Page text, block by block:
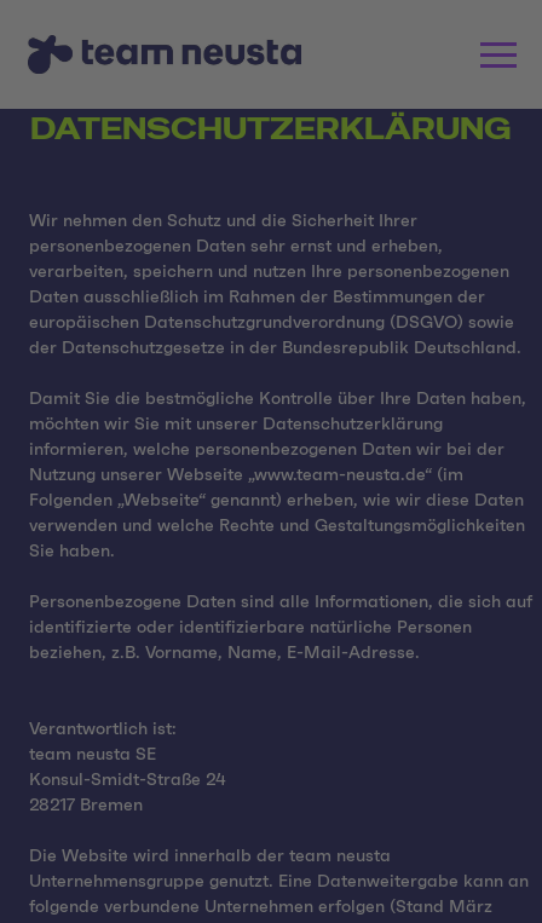
DATENSCHUTZERKLÄRUNG
Wir nehmen den Schutz und die Sicherheit Ihrer
personenbezogenen Daten sehr ernst und erheben,
verarbeiten, speichern und nutzen Ihre personenbezogenen
Daten ausschließlich im Rahmen der Bestimmungen der
europäischen Datenschutzgrundverordnung (DSGVO) sowie
der Datenschutzgesetze in der Bundesrepublik Deutschland.
Damit Sie die bestmögliche Kontrolle über Ihre Daten haben,
möchten wir Sie mit unserer Datenschutzerklärung
informieren, welche personenbezogenen Daten wir bei der
Nutzung unserer Webseite „www.team-neusta.de“ (im
Folgenden „Webseite“ genannt) erheben, wie wir diese Daten
verwenden und welche Rechte und Gestaltungsmöglichkeiten
Sie haben.
Personenbezogene Daten sind alle Informationen, die sich auf
identifizierte oder identifizierbare natürliche Personen
beziehen, z.B. Vorname, Name, E-Mail-Adresse.
Verantwortlich ist:
team neusta SE
Konsul-Smidt-Straße 24
28217 Bremen
Die Website wird innerhalb der team neusta
Unternehmensgruppe genutzt. Eine Datenweitergabe kann an
folgende verbundene Unternehmen erfolgen (Stand März